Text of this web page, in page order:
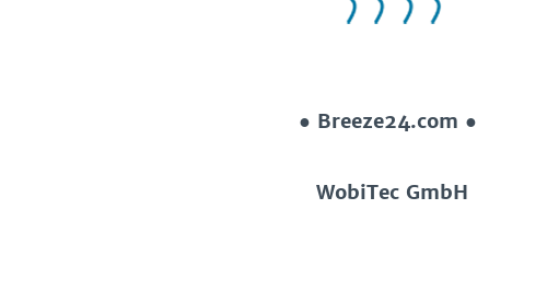
● Breeze24.com ●
WobiTec GmbH